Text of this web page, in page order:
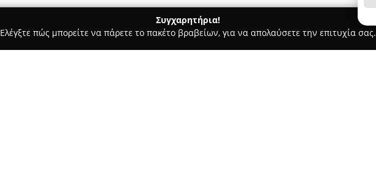
Συγχαρητήρια!
Ελέγξτε πώς μπορείτε να πάρετε το πακέτο βραβείων, για να απολαύσετε την επιτυχία σας.